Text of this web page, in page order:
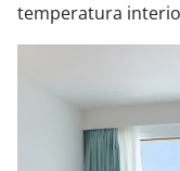
temperatura